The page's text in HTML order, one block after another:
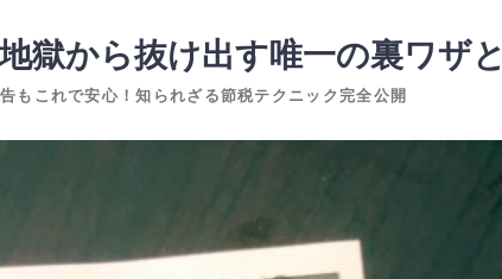
獄から抜け出す唯一の裏ワザ
もこれで安心！知られざる節税テクニック完全公開